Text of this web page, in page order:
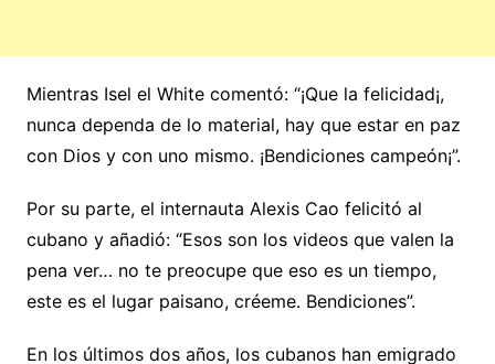
Mientras Isel el White comentó: “¡Que la felicidad¡,
nunca dependa de lo material, hay que estar en paz
con Dios y con uno mismo. ¡Bendiciones campeón¡”.
Por su parte, el internauta Alexis Cao felicitó al
cubano y añadió: “Esos son los videos que valen la
pena ver… no te preocupe que eso es un tiempo,
este es el lugar paisano, créeme. Bendiciones”.
En los últimos dos años, los cubanos han emigrado